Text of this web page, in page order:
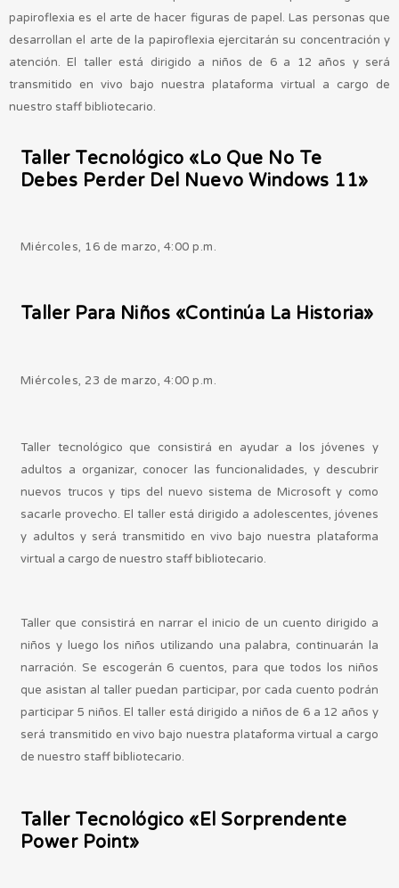
papiroflexia es el arte de hacer figuras de papel. Las personas que
desarrollan el arte de la papiroflexia ejercitarán su concentración y
atención. El taller está dirigido a niños de 6 a 12 años y será
transmitido en vivo bajo nuestra plataforma virtual a cargo de
nuestro staff bibliotecario.
Taller Tecnológico «Lo Que No Te
Debes Perder Del Nuevo Windows 11»
Miércoles, 16 de marzo, 4:00 p.m.
Taller Para Niños «Continúa La Historia»
Miércoles, 23 de marzo, 4:00 p.m.
Taller tecnológico que consistirá en ayudar a los jóvenes y
adultos a organizar, conocer las funcionalidades, y descubrir
nuevos trucos y tips del nuevo sistema de Microsoft y como
sacarle provecho. El taller está dirigido a adolescentes, jóvenes
y adultos y será transmitido en vivo bajo nuestra plataforma
virtual a cargo de nuestro staff bibliotecario.
Taller que consistirá en narrar el inicio de un cuento dirigido a
niños y luego los niños utilizando una palabra, continuarán la
narración. Se escogerán 6 cuentos, para que todos los niños
que asistan al taller puedan participar, por cada cuento podrán
participar 5 niños. El taller está dirigido a niños de 6 a 12 años y
será transmitido en vivo bajo nuestra plataforma virtual a cargo
de nuestro staff bibliotecario.
Taller Tecnológico «El Sorprendente
Power Point»